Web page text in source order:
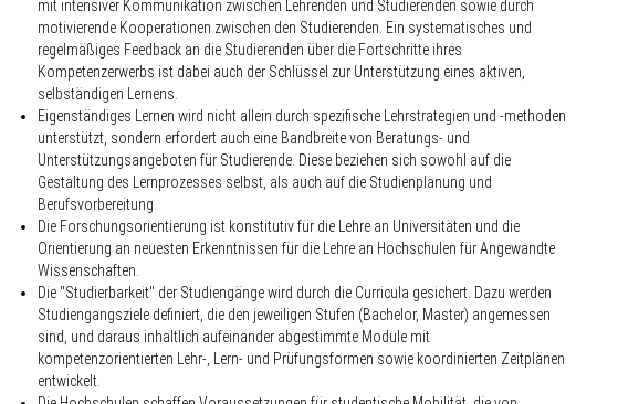
mit intensiver Kommunikation zwischen Lehrenden und Studierenden sowie durch
motivierende Kooperationen zwischen den Studierenden. Ein systematisches und
regelmäßiges Feedback an die Studierenden über die Fortschritte ihres
Kompetenzerwerbs ist dabei auch der Schlüssel zur Unterstützung eines aktiven,
selbständigen Lernens.
Eigenständiges Lernen wird nicht allein durch spezifische Lehrstrategien und -methoden
unterstützt, sondern erfordert auch eine Bandbreite von Beratungs- und
Unterstützungsangeboten für Studierende . Diese beziehen sich sowohl auf die
Gestaltung des Lernprozesses selbst, als auch auf die Studienplanung und
Berufsvorbereitung.
Die Forschungsorientierung ist konstitutiv für die Lehre an Universitäten und die
Orientierung an neuesten Erkenntnissen für die Lehre an Hochschulen für Angewandte
Wissenschaften.
Die "Studierbarkeit" der Studiengänge wird durch die Curricula gesichert. Dazu werden
Studiengangsziele definiert, die den jeweiligen Stufen (Bachelor, Master) angemessen
sind, und daraus inhaltlich aufeinander abgestimmte Module mit
kompetenzorientierten Lehr-, Lern- und Prüfungsformen sowie koordinierten Zeitplänen
entwickelt.